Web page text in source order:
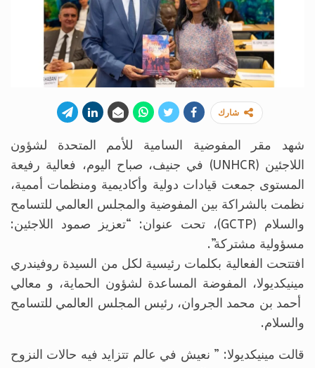
شارك
شهد مقر المفوضية السامية للأمم المتحدة لشؤون
اللاجئين (UNHCR) في جنيف، صباح اليوم، فعالية رفيعة
المستوى جمعت قيادات دولية وأكاديمية ومنظمات أممية،
نظمت بالشراكة بين المفوضية والمجلس العالمي للتسامح
والسلام (GCTP)، تحت عنوان: “تعزيز صمود اللاجئين:
مسؤولية مشتركة”.
افتتحت الفعالية بكلمات رئيسية لكل من السيدة روفيندري
مينيكديولا، المفوضة المساعدة لشؤون الحماية، و معالي
أحمد بن محمد الجروان، رئيس المجلس العالمي للتسامح
والسلام.
قالت مينيكديولا: ” نعيش في عالم تتزايد فيه حالات النزوح